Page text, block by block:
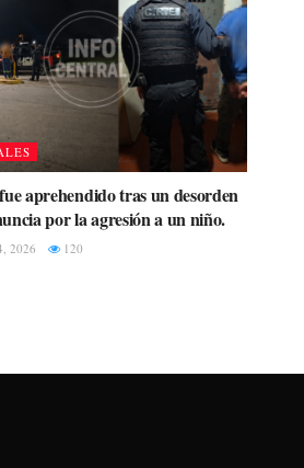
aprehendido tras un desorden
por la agresión a un niño.
2026 120